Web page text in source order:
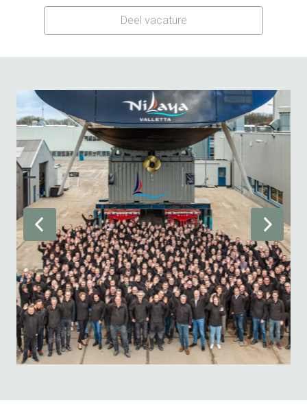
Deel vacature